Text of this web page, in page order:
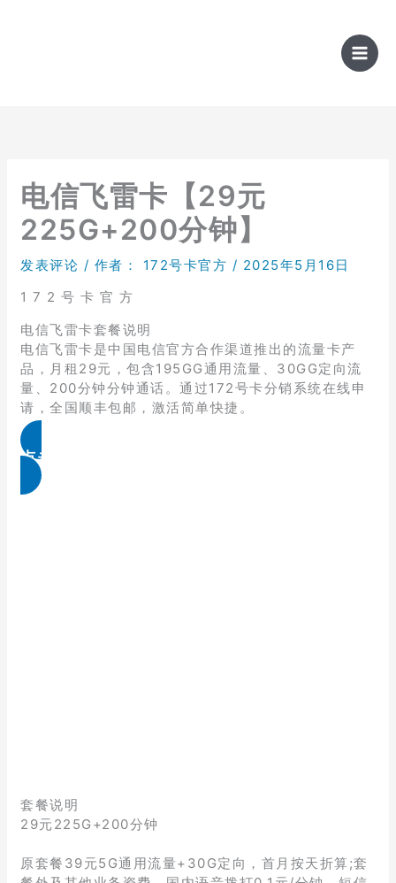
电信飞雷卡【29元
225G+200分钟】
发表评论 / 作者： 172号卡官方 / 2025年5月16日
1 7 2 号 卡 官 方
电信飞雷卡套餐说明
电信飞雷卡是中国电信官方合作渠道推出的流量卡产
品，月租29元，包含195GG通用流量、30GG定向流
量、200分钟分钟通话。通过172号卡分销系统在线申
请，全国顺丰包邮，激活简单快捷。
点击免费领取
套餐说明
29元225G+200分钟
原套餐39元5G通用流量+30G定向，首月按天折算;套